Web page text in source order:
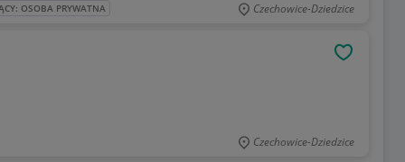
OSOBA PRYWATNA Czechowice-Dziedzice
Czechowice-Dziedzice